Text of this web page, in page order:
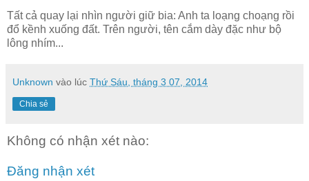
Tất cả quay lại nhìn người giữ bia: Anh ta loạng choạng rồi
đổ kềnh xuống đất. Trên người, tên cắm dày đặc như bộ
lông nhím...
Unknown vào lúc Thứ Sáu, tháng 3 07, 2014
Chia sẻ
Không có nhận xét nào:
Đăng nhận xét